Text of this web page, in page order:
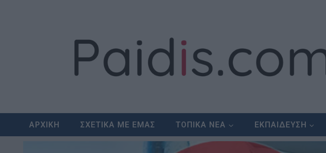
ΑΡΧΙΚΗ ΣΧΕΤΙΚΑ ΜΕ ΕΜΑΣ ΤΟΠΙΚΑ ΝΕΑ ΕΚΠΑΙΔΕΥΣΗ